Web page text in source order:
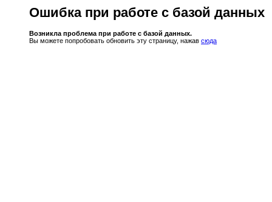
Ошибка при работе с базой данных
Возникла проблема при работе с базой данных.
Вы можете попробовать обновить эту страницу, нажав сюда